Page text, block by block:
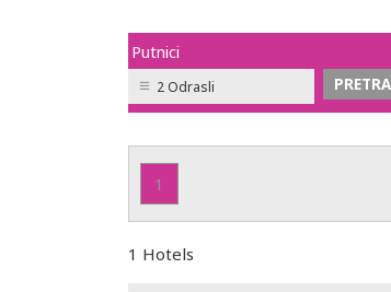
Putnici
2 Odrasli
1
1 Hotels